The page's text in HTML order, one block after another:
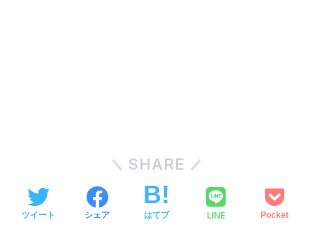
SHARE
ツイート シェア はてブ LINE Pocket